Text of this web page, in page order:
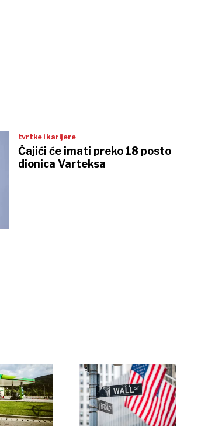
tvrtke i karijere
Čajići će imati preko 18 posto
dionica Varteksa